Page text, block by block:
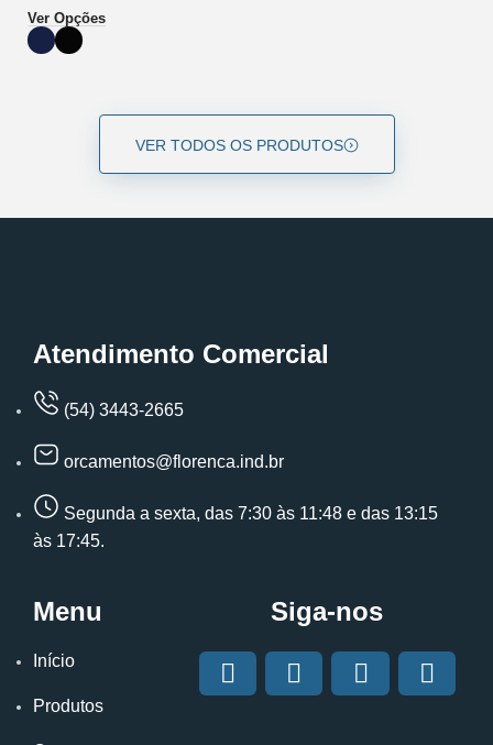
Ver Opções
VER TODOS OS PRODUTOS
Atendimento Comercial
(54) 3443-2665
orcamentos@florenca.ind.br
Segunda a sexta, das 7:30 às 11:48 e das 13:15
às 17:45.
Menu
Início
Produtos
Siga-nos